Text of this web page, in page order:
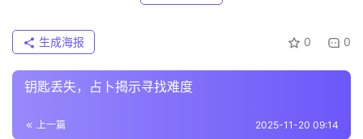
0 0
生成海报
钥匙丢失，占卜揭示寻找难度
上一篇 2025-11-20 09:14